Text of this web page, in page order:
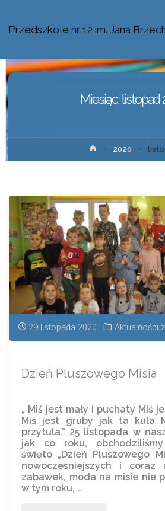
Przedszkole nr 12 im. Jana
Miesiąc:listopad
2020
29 listopada 2020 Aktualności
Dzień Pluszowego Misia
„ Miś jest mały i puchaty Miś
Miś jest gruby jak ta kula
przytula.” 25 listopada w
jak co roku,
święto „Dzień Pluszowego
nowocześniejszych i coraz
zabawek, moda na misie nie
w tym roku, …